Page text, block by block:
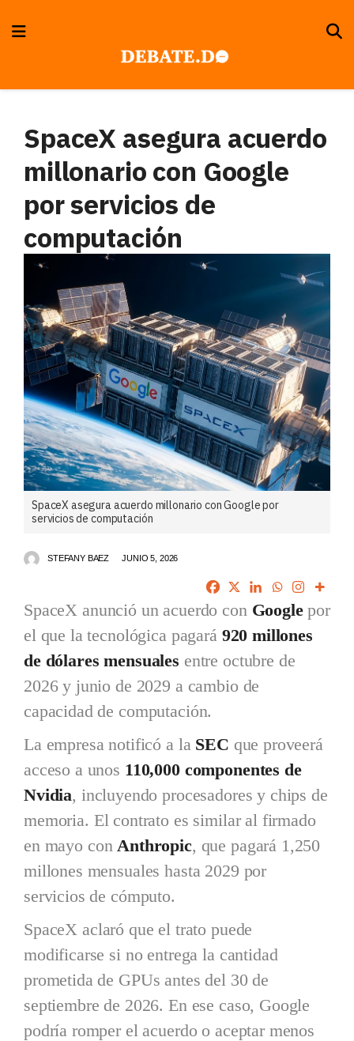
SpaceX asegura acuerdo
millonario con Google
por servicios de
computación
SpaceX asegura acuerdo millonario con Google por
servicios de computación
STEFANY BAEZ JUNIO 5, 2026
SpaceX anunció un acuerdo con Googlepor
el que la tecnológica pagará 920 millones
de dólares mensuales entre octubre de
2026 y junio de 2029 a cambio de
capacidad de computación.
La empresa notificó a la SEC que proveerá
acceso a unos 110,000 componentes de
Nvidia, incluyendo procesadores y chips de
memoria. El contrato es similar al firmado
en mayo conAnthropic, que pagará 1,250
millones mensuales hasta 2029 por
servicios de cómputo.
SpaceX aclaró que el trato puede
modificarse si no entrega la cantidad
prometida de GPUs antes del 30 de
septiembre de 2026. En ese caso, Google
podría romper el acuerdo o aceptar menos